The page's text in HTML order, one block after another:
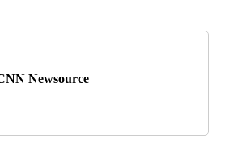
Newsource